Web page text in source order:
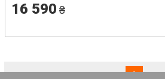
16 590 ₴
1(current)